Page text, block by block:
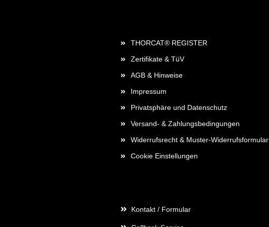
THORCAT® REGISTER
Zertifikate & TüV
AGB & Hinweise
Impressum
Privatsphäre und Datenschutz
Versand- & Zahlungsbedingungen
Widerrufsrecht & Muster-Widerrufsformular
Cookie Einstellungen
Kontakt / Formular